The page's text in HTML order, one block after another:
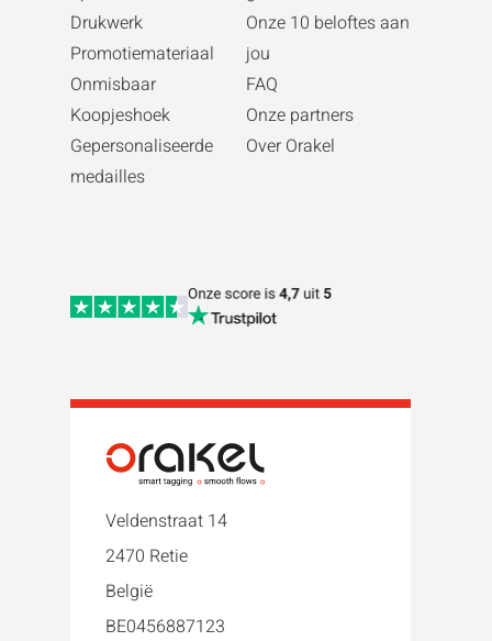
Drukwerk
Promotiemateriaal
Onmisbaar
Koopjeshoek
Gepersonaliseerde
medailles
Onze 10 beloftes aan
jou
FAQ
Onze partners
Over Orakel
Veldenstraat 14
2470 Retie
België
BE0456887123